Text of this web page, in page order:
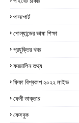
পাসপোর্ট
পোল্যান্ডের ভাষা শিক্ষা
প্রযুক্তির খবর
ফরমালিন তথ্য
ফিফা বিশ্বকাপ ২০২২ লাইভ
ফেনী ডাক্তার
ফেসবুক